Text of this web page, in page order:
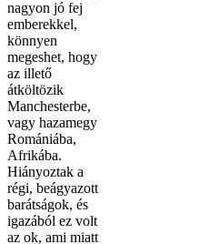
nagyon jó fej
emberekkel,
könnyen
megeshet, hogy
az illető
átköltözik
Manchesterbe,
vagy hazamegy
Romániába,
Afrikába.
Hiányoztak a
régi, beágyazott
barátságok, és
igazából ez volt
az ok, ami miatt